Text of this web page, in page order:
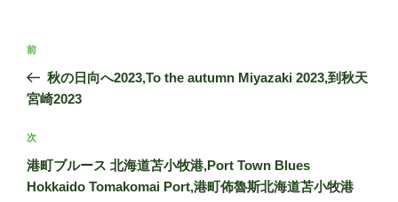
投
ナ
ゲ
ー
シ
前
の
投
前
秋の日向へ2023,To the autumn Miyazaki 2023,到秋天
宮崎2023
次
の
投
次
港町ブルース 北海道苫小牧港,Port Town Blues
Hokkaido Tomakomai Port,港町佈魯斯北海道苫小牧港